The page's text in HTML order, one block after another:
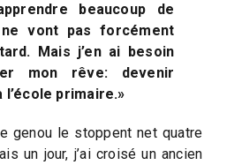
beaucoup de
vont pas forcément
Mais j’en ai besoin
mon rêve: devenir
l’école primaire.»
genou le stoppent net quatre
un jour, j’ai croisé un ancien